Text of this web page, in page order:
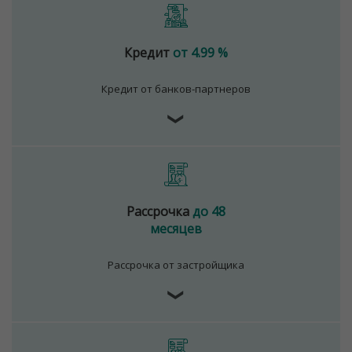
Кредит от 4.99 %
Кредит от банков-партнеров
❯
Рассрочкадо 48
месяцев
Рассрочка от застройщика
❯